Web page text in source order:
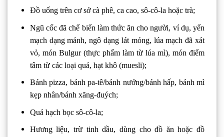
Ðồ uống trên cơ sở cà phê, ca cao, sô-cô-la hoặc trà;
Ngũ cốc đã chế biến làm thức ăn cho người, ví dụ, yến
mạch dạng mảnh, ngô dạng lát mỏng, lúa mạch đã xát
vỏ, món Bulgur (thực phẩm làm từ lúa mì), món điểm
tâm từ các loại quả, hạt khô (muesli);
Bánh pizza, bánh pa-tê/bánh nướng/bánh hấp, bánh mì
kẹp nhân/bánh xăng-đuých;
Quả hạch bọc sô-cô-la;
Hương liệu, trừ tinh dầu, dùng cho đồ ăn hoặc đồ